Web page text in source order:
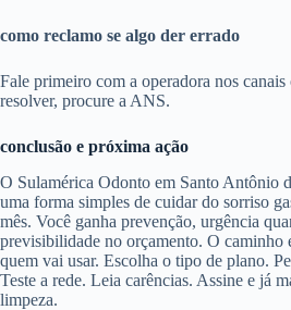
como reclamo se algo der errado
Fale primeiro com a operadora nos
resolver, procure a ANS.
conclusão e próxima ação
O Sulamérica Odonto em Santo Antônio
uma forma simples de cuidar do sorriso
mês. Você ganha prevenção, urgência
previsibilidade no orçamento. O caminho
quem vai usar. Escolha o tipo de plano.
Teste a rede. Leia carências. Assine e já
limpeza.